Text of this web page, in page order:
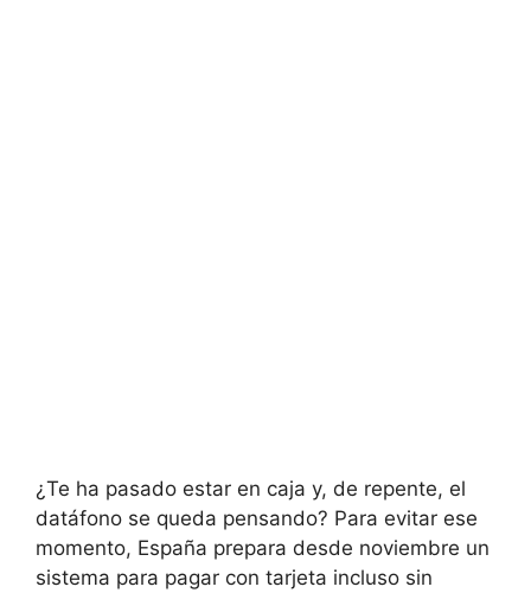
¿Te ha pasado estar en caja y, de repente, el
datáfono se queda pensando? Para evitar ese
momento, España prepara desde noviembre un
sistema para pagar con tarjeta incluso sin